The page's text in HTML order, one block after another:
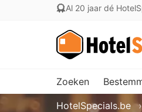
Al 20 jaar dé
Zoeken
HotelSpecials.be